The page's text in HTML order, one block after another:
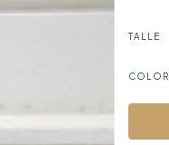
TALLE
COLOR